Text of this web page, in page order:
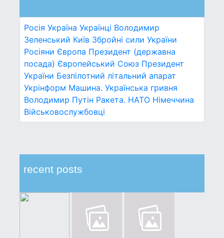
Росія Україна Українці Володимир
Зеленський Київ Збройні сили України
Росіяни Європа Президент (державна
посада) Європейський Союз Президент
України Безпілотний літальний апарат
Укрінформ Машина. Українська гривня
Володимир Путін Ракета. НАТО Німеччина
Військовослужбовці
recent posts